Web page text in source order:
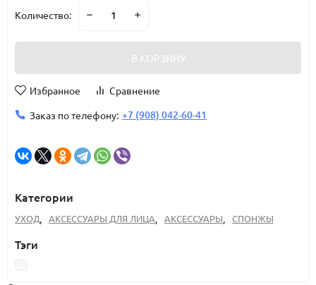
Количество:
В КОРЗИНУ
Избранное
Сравнение
Заказ по телефону: +7 (908) 042-60-41
Категории
УХОД, АКСЕССУАРЫ ДЛЯ ЛИЦА, АКСЕССУАРЫ, СПОНЖЫ
Тэги